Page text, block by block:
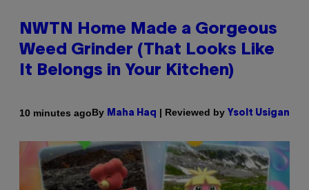
NWTN Home Made a Gorgeous
Weed Grinder (That Looks Like
It Belongs in Your Kitchen)
10 minutes agoBy Maha Haq | Reviewed by Ysolt Usigan